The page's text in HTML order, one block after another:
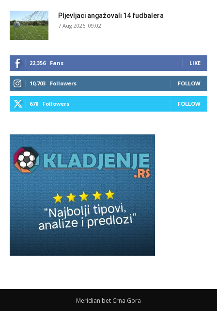
Pljevljaci angažovali 14 fudbalera
7 Aug 2026. 09:02
22,356 Fans LIKE
10,703 Followers FOLLOW
678 Followers FOLLOW
Meridian bet Crna Gora